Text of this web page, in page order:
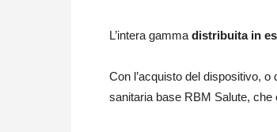
L’intera gamma distribuita in
Con l’acquisto del dispositivo, o
sanitaria base RBM Salute, che